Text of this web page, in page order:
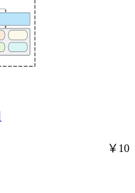
￥10